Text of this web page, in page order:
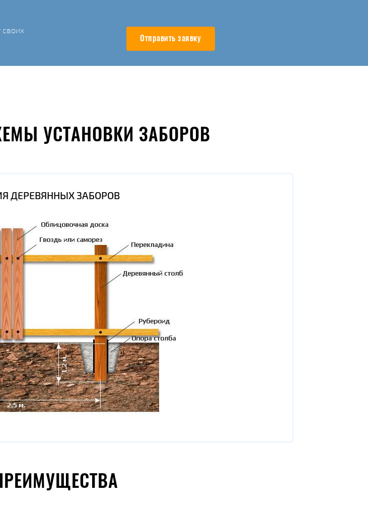
Отправить заявку
УСТАНОВКИ ЗАБОРОВ
ДЕРЕВЯННЫХ ЗАБОРОВ